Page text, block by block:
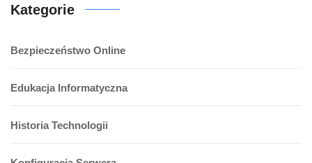
Kategorie
Bezpieczeństwo Online
Edukacja Informatyczna
Historia Technologii